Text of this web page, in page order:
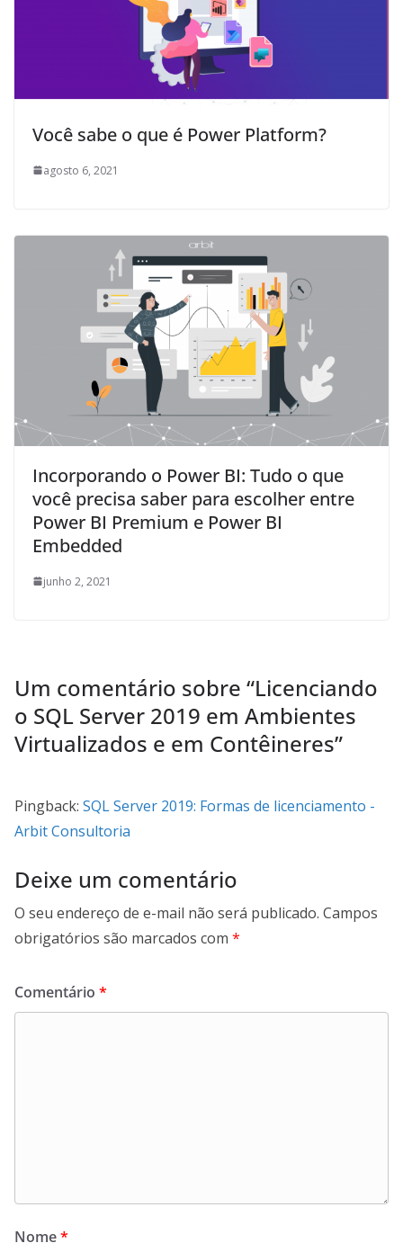
Você sabe o que é Power Platform?
agosto 6, 2021
Incorporando o Power BI: Tudo o que
você precisa saber para escolher entre
Power BI Premium e Power BI
Embedded
junho 2, 2021
Um comentário sobre “Licenciando
o SQL Server 2019 em Ambientes
Virtualizados e em Contêineres”
Pingback: SQL Server 2019: Formas de licenciamento -
Arbit Consultoria
Deixe um comentário
O seu endereço de e-mail não será publicado. Campos
obrigatórios são marcados com *
Comentário *
Nome*